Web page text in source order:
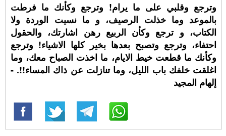
وترجع وقلبي على ما يرام! وترجع وكأنك ما فرطت
بالموعد وما خذلت الرصيف، و ما نسيت الوردة ولا
الكتاب، و ترجع وكأن الربيع رهن اشارتك، والحقول
احتفاء، وترجع وتصبح بعدها بخير كلها الاشياء! وترجع
وكأنك ما قطعت خيط الايام، ما اخذت الصباح معك، وما
اغلقت خلفك باب الليل، وما تنازلت عن ذاك المساء!!. -
إلهام المجيد